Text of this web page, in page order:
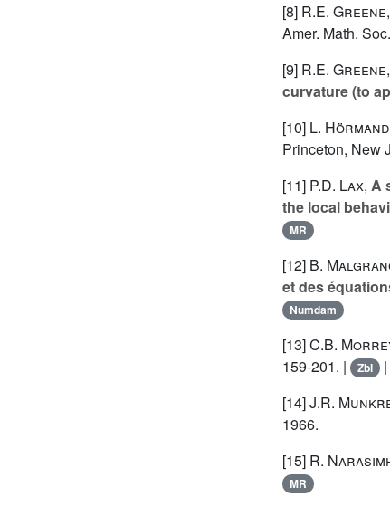
[8] R.E. Greene,
Amer. Math.
[9] R.E. Greene
curvature (to
[10] L.
Princeton, New
[11] P.D. Lax, A
the local
MR
[12] B.
et des
Numdam
[13]C.B.
159-201. |
Zbl |
[14]J.R.
1966.
[15] R.
MR